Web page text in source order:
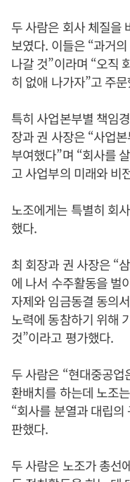
두 사람은 회사 체질을
보였다. 이들은 “과거
나갈 것”이라며 “오직
히 없애 나가자”고 주
특히 사업본부별 책임
장과 권 사장은 “사업
부여했다”며 “회사를
고 사업부의 미래와 비
노조에게는 특별히 회
했다.
최 회장과 권 사장은 “
에 나서 수주활동을 벌
자제와 임금동결 동의
노력에 동참하기 위해
것”이라고 평가했다.
두 사람은 “현대중공
환배치를 하는데 노조
“회사를 분열과 대립
판했다.
두 사람은 노조가 총선